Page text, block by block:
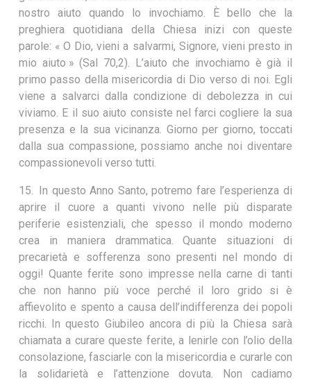
nostro aiuto quando lo invochiamo. È bello che la
preghiera quotidiana della Chiesa inizi con queste
parole: « O Dio, vieni a salvarmi, Signore, vieni presto in
mio aiuto » (Sal 70,2). L’aiuto che invochiamo è già il
primo passo della misericordia di Dio verso di noi. Egli
viene a salvarci dalla condizione di debolezza in cui
viviamo. E il suo aiuto consiste nel farci cogliere la sua
presenza e la sua vicinanza. Giorno per giorno, toccati
dalla sua compassione, possiamo anche noi diventare
compassionevoli verso tutti.
15. In questo Anno Santo, potremo fare l’esperienza di
aprire il cuore a quanti vivono nelle più disparate
periferie esistenziali, che spesso il mondo moderno
crea in maniera drammatica. Quante situazioni di
precarietà e sofferenza sono presenti nel mondo di
oggi! Quante ferite sono impresse nella carne di tanti
che non hanno più voce perché il loro grido si è
affievolito e spento a causa dell’indifferenza dei popoli
ricchi. In questo Giubileo ancora di più la Chiesa sarà
chiamata a curare queste ferite, a lenirle con l’olio della
consolazione, fasciarle con la misericordia e curarle con
la solidarietà e l’attenzione dovuta. Non cadiamo